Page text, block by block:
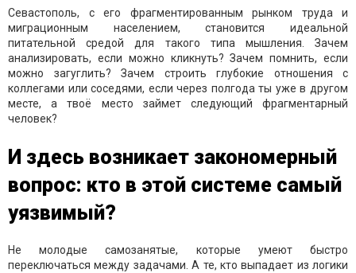
Севастополь, с его фрагментированным рынком труда и
миграционным населением, становится идеальной
питательной средой для такого типа мышления. Зачем
анализировать, если можно кликнуть? Зачем помнить, если
можно загуглить? Зачем строить глубокие отношения с
коллегами или соседями, если через полгода ты уже в другом
месте, а твоё место займет следующий фрагментарный
человек?
И здесь возникает закономерный
вопрос: кто в этой системе самый
уязвимый?
Не молодые самозанятые, которые умеют быстро
переключаться между задачами. А те, кто выпадает из логики